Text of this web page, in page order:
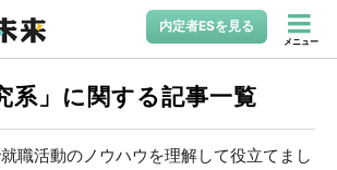
内定者ESを見る
メニュー
系」に関する記事一覧
就職活動のノウハウを理解して役立てまし